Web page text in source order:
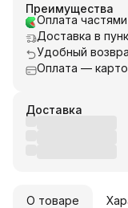
Преимущества
Оплата
Доставка в
Удобный
Оплата —
Доставка
О товаре